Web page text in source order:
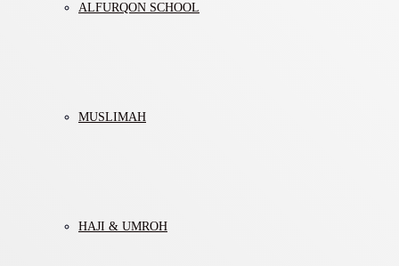
ALFURQON SCHOOL
MUSLIMAH
HAJI & UMROH